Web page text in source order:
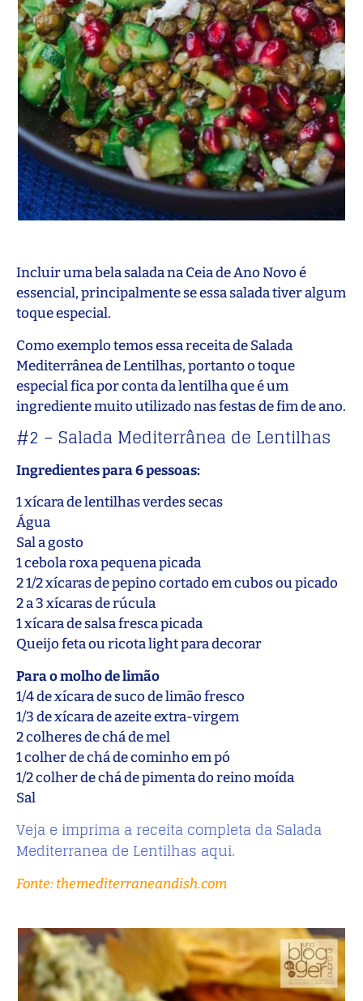
Incluir uma bela salada na Ceia de Ano Novo é
essencial, principalmente se essa salada tiver algum
toque especial.
Como exemplo temos essa receita de Salada
Mediterrânea de Lentilhas, portanto o toque
especial fica por conta da lentilha que é um
ingrediente muito utilizado nas festas de fim de ano.
#2 – Salada Mediterrânea de Lentilhas
Ingredientes para 6 pessoas:
1 xícara de lentilhas verdes secas
Água
Sal a gosto
1 cebola roxa pequena picada
2 1/2 xícaras de pepino cortado em cubos ou picado
2 a 3 xícaras de rúcula
1 xícara de salsa fresca picada
Queijo feta ou ricota light para decorar
Para o molho de limão
1/4 de xícara de suco de limão fresco
1/3 de xícara de azeite extra-virgem
2 colheres de chá de mel
1 colher de chá de cominho em pó
1/2 colher de chá de pimenta do reino moída
Sal
Veja e imprima a receita completa da Salada
Mediterranea de Lentilhas aqui.
Fonte: themediterraneandish.com